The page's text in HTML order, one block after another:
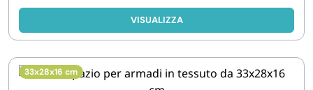
VISUALIZZA
33x28x16 cm